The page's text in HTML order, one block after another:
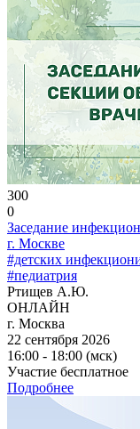
300
0
Заседание
г. Москве
#детских
#педиатрия
Ртищев А.Ю.
ОНЛАЙН
г. Москва
22 сентября 2026
16:00 - 18:00 (мск)
Участие бесплатное
Подробнее